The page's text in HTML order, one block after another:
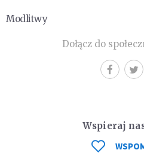
Modlitwy
Dołącz do
Wspieraj